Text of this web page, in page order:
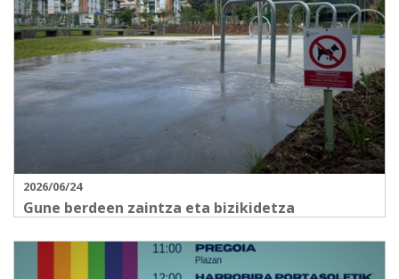
2026/06/24
Gune berdeen zaintza eta bizikidetza